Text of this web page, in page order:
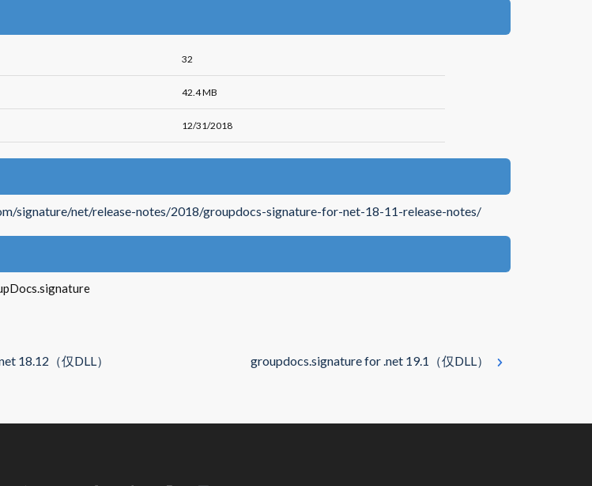
32
42.4 MB
12/31/2018
signature/net/release-notes/2018/groupdocs-signature-for-net-18-11-release-notes/
18.12（仅DLL） groupdocs.signature for .net 19.1（仅DLL）